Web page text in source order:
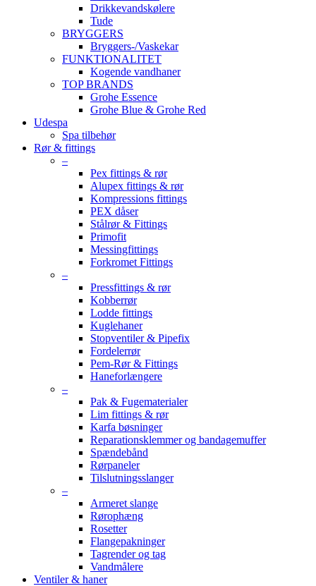
Drikkevandskølere
Tude
BRYGGERS
Bryggers-/Vaskekar
FUNKTIONALITET
Kogende vandhaner
TOP BRANDS
Grohe Essence
Grohe Blue & Grohe Red
Udespa
Spa tilbehør
Rør & fittings
–
Pex fittings & rør
Alupex fittings & rør
Kompressions fittings
PEX dåser
Stålrør & Fittings
Primofit
Messingfittings
Forkromet Fittings
–
Pressfittings & rør
Kobberrør
Lodde fittings
Kuglehaner
Stopventiler & Pipefix
Fordelerrør
Pem-Rør & Fittings
Haneforlængere
–
Pak & Fugematerialer
Lim fittings & rør
Karfa bøsninger
Reparationsklemmer og bandagemuffer
Spændebånd
Rørpaneler
Tilslutningsslanger
–
Armeret slange
Rørophæng
Rosetter
Flangepakninger
Tagrender og tag
Vandmålere
Ventiler & haner